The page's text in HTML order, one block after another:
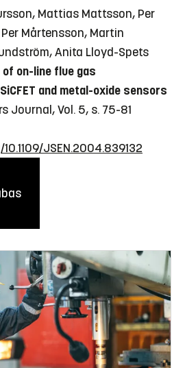
Mattias Mattsson, Per
Mårtensson, Martin
Anita Lloyd-Spets
of on-line flue gas
and metal-oxide sensors
Journal, Vol. 5, s. 75-81
JSEN.2004.839132